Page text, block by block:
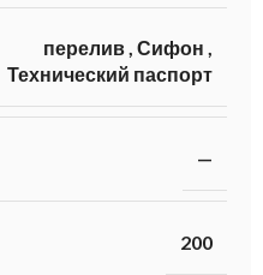
перелив, Сифон ,
Технический паспорт
—
200